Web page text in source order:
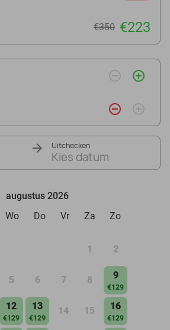
€350 €223
remove_circle_outline add_circle_outline
remove_circle_outline add_circle_outline
Uitchecken
Kies datum
augustus 2026
Wo Do Vr Za Zo
1 2
5 6 7 8 9
€129
12
€129
13
€129
14 15 16
€129